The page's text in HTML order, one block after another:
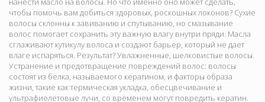
чтобы помочь вам добиться здоровых, роскошных локонов? Сухие
волосы склонны к завиванию и спутыванию, но смазывание
волос помогает сохранить эту важную влагу внутри пряди. Масла
сглаживают кутикулу волоса и создают барьер, который не дает
влаге испаряться. Результат? Увлажненные, шелковистые волосы.
Устранение и предотвращение повреждений волос: волосы
состоят из белка, называемого кератином, и факторы образа
жизни, такие как термическая укладка, обесцвечивание и
ультрафиолетовые лучи, со временем могут повредить кератин.